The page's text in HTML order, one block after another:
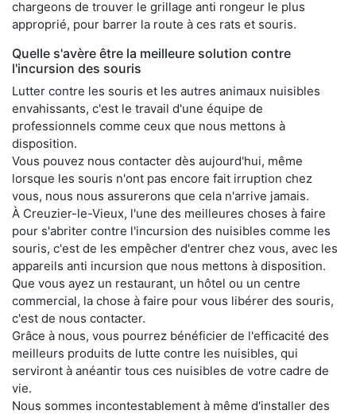
chargeons de trouver le grillage anti rongeur le plus
approprié, pour barrer la route à ces rats et souris.
Quelle s'avère être la meilleure solution contre
l'incursion des souris
Lutter contre les souris et les autres animaux nuisibles
envahissants, c'est le travail d'une équipe de
professionnels comme ceux que nous mettons à
disposition.
Vous pouvez nous contacter dès aujourd'hui, même
lorsque les souris n'ont pas encore fait irruption chez
vous, nous nous assurerons que cela n'arrive jamais.
À Creuzier-le-Vieux, l'une des meilleures choses à faire
pour s'abriter contre l'incursion des nuisibles comme les
souris, c'est de les empêcher d'entrer chez vous, avec les
appareils anti incursion que nous mettons à disposition.
Que vous ayez un restaurant, un hôtel ou un centre
commercial, la chose à faire pour vous libérer des souris,
c'est de nous contacter.
Grâce à nous, vous pourrez bénéficier de l'efficacité des
meilleurs produits de lutte contre les nuisibles, qui
serviront à anéantir tous ces nuisibles de votre cadre de
vie.
Nous sommes incontestablement à même d'installer des